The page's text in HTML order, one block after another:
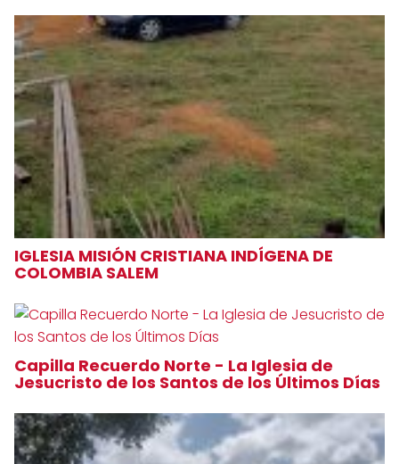
IGLESIA MISIÓN CRISTIANA INDÍGENA DE
COLOMBIA SALEM
Capilla Recuerdo Norte - La Iglesia de
Jesucristo de los Santos de los Últimos Días